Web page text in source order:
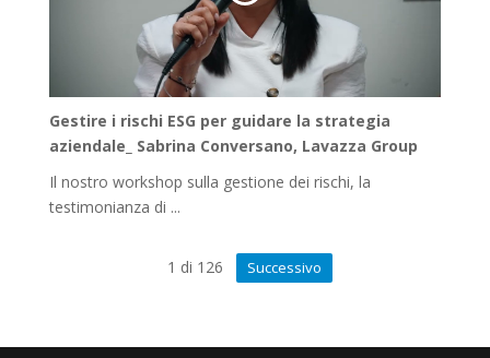
Gestire i rischi ESG per guidare la strategia
aziendale_ Sabrina Conversano, Lavazza Group
Il nostro workshop sulla gestione dei rischi, la
testimonianza di ...
1 di 126 Successivo